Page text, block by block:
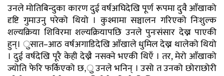
उनले मोतिबिन्दुका कारण दुई वर्षअघिदेखि पूर्ण रूपमा दुवै आँखाको
दृष्टि गुमाउनु परेको थियो । कुश्मामा सञ्चालन गरिएको निःशुल्क
शल्यक्रिया शिविरमा शल्यक्रियापछि उनले पुनःसंसार देख्न पाएकी
हुन्। ुसात–आठ वर्षअगाडिदेखि आँखाले धुमिल देख्न थालेको थियो
। दुई वर्षदेखि पूरै केही देख्नै नसक्ने भएकी थिएँ । तर, मेरो आँखाको
ज्योति फेरि फर्किएको छ,ु उनले भनिन् । उसो त उनको छोराछोरी